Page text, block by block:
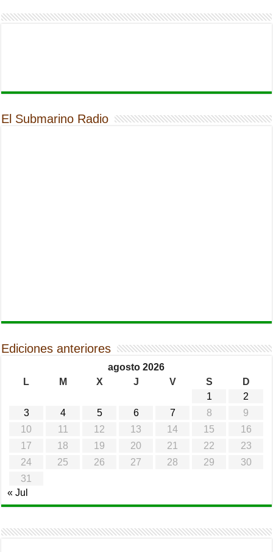
El Submarino Radio
Ediciones anteriores
agosto 2026
L
M X J V S
D
1
2
3
4 5 6 7 8
9
10
11 12 13 14 15
16
17
18 19 20 21 22
23
24
25 26 27 28 29
30
31
« Jul